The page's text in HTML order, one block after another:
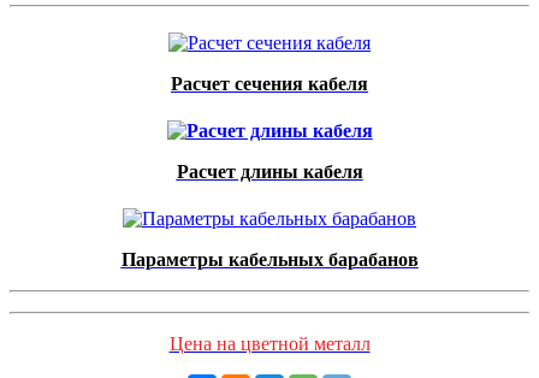
Расчет сечения кабеля
Расчет длины кабеля
Параметры кабельных барабанов
Цена на цветной металл